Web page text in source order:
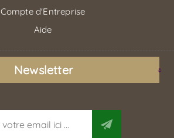
Compte d'Entreprise
Aide
Newsletter